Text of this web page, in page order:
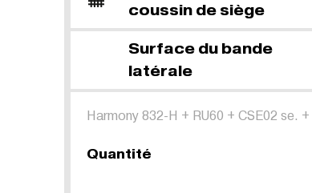
coussin de siège
Surface du bande
latérale
Harmony 832-H + RU60 + CSE02 se. +
Quantité